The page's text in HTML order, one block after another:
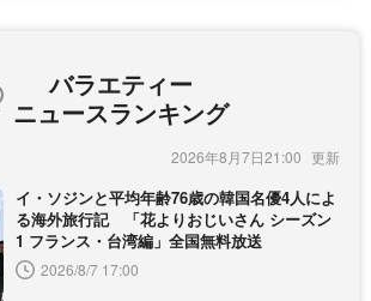
バラエティー
ニュースランキング
2026年8月7日21:00
イ・ソジンと平均年齢76歳の韓国名優4人によ
る海外旅行記 「花よりおじいさん シーズン
1 フランス・台湾編」全国無料放送
2026/8/7 17:00